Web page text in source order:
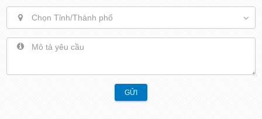
Chọn Tỉnh/Thành phố
GỬI